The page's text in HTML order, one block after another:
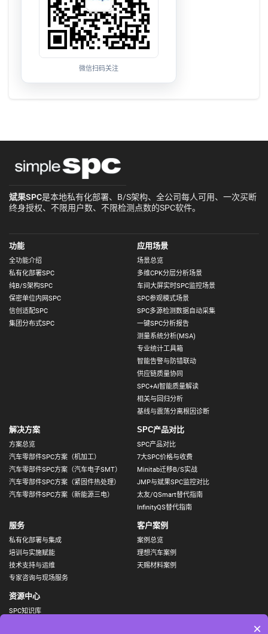
微信扫码关注
斌果SPC是本地私有化部署、B/S架构、全公司每人可用、一次买断
终身授权、不限用户数、不限检测点数的SPC软件。
功能
全功能介绍
私有化部署SPC
纯B/S架构SPC
保密单位内网SPC
信创适配SPC
集团分布式SPC
应用场景
场景总览
多维CPK分层分析场景
车间大屏实时SPC监控场景
SPC参观模式场景
SPC多源检测数据自动采集
一键SPC分析报告
测量系统分析(MSA)
专业统计工具箱
智能告警与防错联动
供应链质量协同
SPC+AI智能质量解读
相关与回归分析
基线与震荡分离根因诊断
解决方案
方案总览
汽车零部件SPC方案（机加工）
汽车零部件SPC方案（汽车电子SMT）
汽车零部件SPC方案（紧固件热处理）
汽车零部件SPC方案（新能源三电）
SPC产品对比
SPC产品对比
7大SPC价格与收费
Minitab迁移B/S实战
JMP与斌果SPC监控对比
太友/QSmart替代指南
InfinityQS替代指南
服务
私有化部署与集成
培训与实施赋能
技术支持与运维
专家咨询与现场服务
客户案例
案例总览
理想汽车案例
天赐材料案例
资源中心
SPC知识库
×